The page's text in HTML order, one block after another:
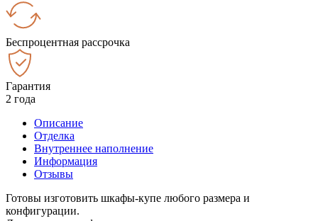
Беспроцентная рассрочка
Гарантия
2 года
Описание
Отделка
Внутреннее наполнение
Информация
Отзывы
Готовы изготовить шкафы-купе любого размера и
конфигурации.